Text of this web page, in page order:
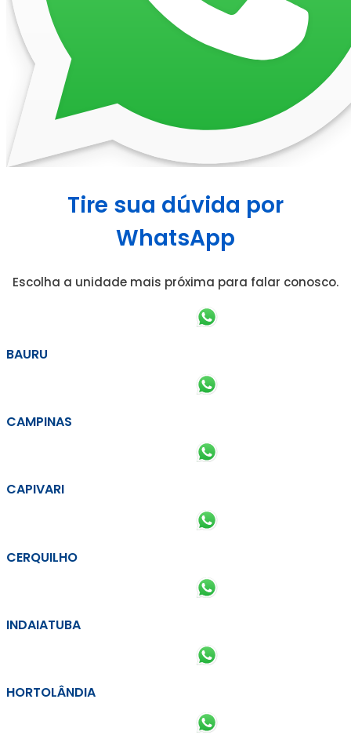
Tire sua dúvida por
WhatsApp
Escolha a unidade mais próxima para falar conosco.
BAURU
CAMPINAS
CAPIVARI
CERQUILHO
INDAIATUBA
HORTOLÂNDIA